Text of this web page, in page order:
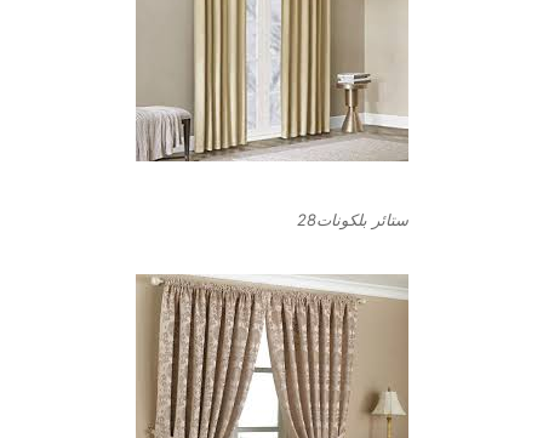
ستائر بلكونات28